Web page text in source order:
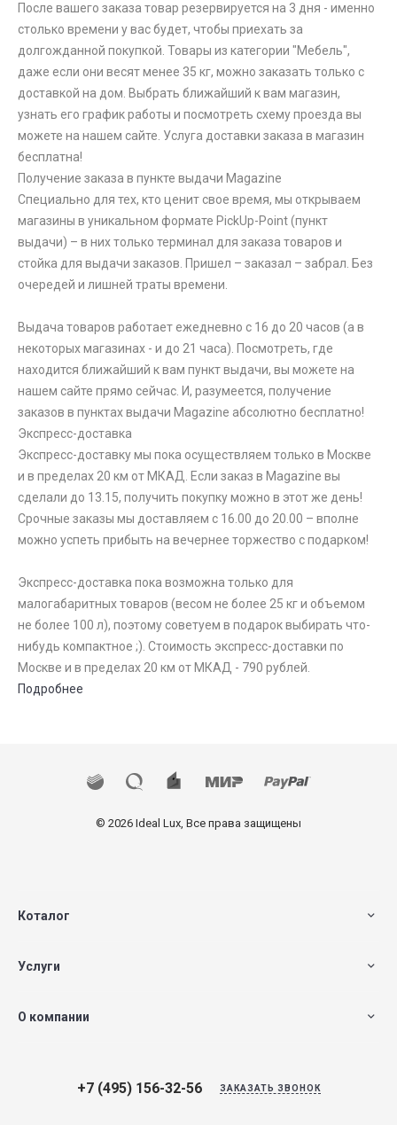
После вашего заказа товар резервируется на 3 дня - именно
столько времени у вас будет, чтобы приехать за
долгожданной покупкой. Товары из категории "Мебель",
даже если они весят менее 35 кг, можно заказать только с
доставкой на дом. Выбрать ближайший к вам магазин,
узнать его график работы и посмотреть схему проезда вы
можете на нашем сайте. Услуга доставки заказа в магазин
бесплатна!
Получение заказа в пункте выдачи Magazine
Специально для тех, кто ценит свое время, мы открываем
магазины в уникальном формате PickUp-Point (пункт
выдачи) – в них только терминал для заказа товаров и
стойка для выдачи заказов. Пришел – заказал – забрал. Без
очередей и лишней траты времени.
Выдача товаров работает ежедневно с 16 до 20 часов (а в
некоторых магазинах - и до 21 часа). Посмотреть, где
находится ближайший к вам пункт выдачи, вы можете на
нашем сайте прямо сейчас. И, разумеется, получение
заказов в пунктах выдачи Magazine абсолютно бесплатно!
Экспресс-доставка
Экспресс-доставку мы пока осуществляем только в Москве
и в пределах 20 км от МКАД. Если заказ в Magazine вы
сделали до 13.15, получить покупку можно в этот же день!
Срочные заказы мы доставляем с 16.00 до 20.00 – вполне
можно успеть прибыть на вечернее торжество с подарком!
Экспресс-доставка пока возможна только для
малогабаритных товаров (весом не более 25 кг и объемом
не более 100 л), поэтому советуем в подарок выбирать что-
нибудь компактное ;). Стоимость экспресс-доставки по
Москве и в пределах 20 км от МКАД - 790 рублей.
Подробнее
© 2026 Ideal Lux, Все права защищены
Коталог
Услуги
О компании
+7 (495) 156-32-56 ЗАКАЗАТЬ ЗВОНОК